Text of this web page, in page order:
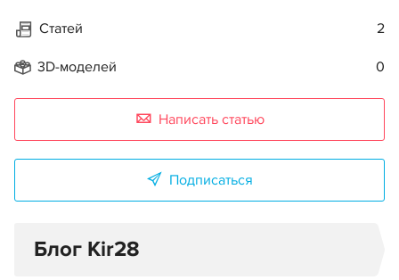
Статей 2
3D-моделей 0
Написать статью
Подписаться
Блог Kir28